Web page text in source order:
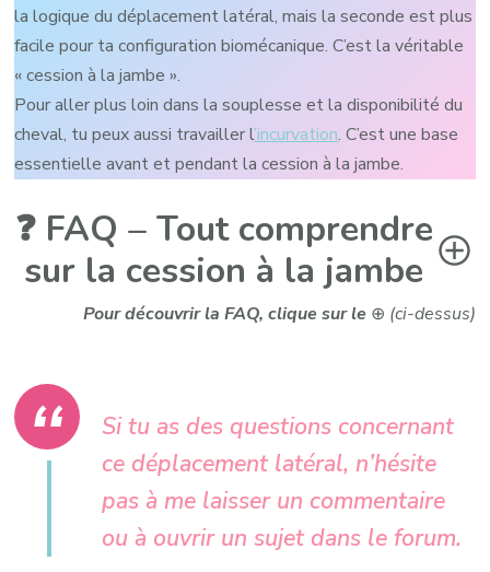
la logique du déplacement latéral, mais la seconde est plus
facile pour ta configuration biomécanique. C’est la véritable
« cession à la jambe ».
Pour aller plus loin dans la souplesse et la disponibilité du
cheval, tu peux aussi travailler l’incurvation. C’est une base
essentielle avant et pendant la cession à la jambe.
❓ FAQ – Tout comprendre
sur la cession à la jambe
Pour t’aider à mieux comprendre la cession à la jambe et à
résoudre les difficultés les plus courantes, voici une FAQ
regroupant les questions que les cavaliers se posent le
plus souvent.
Pour découvrir la FAQ, clique sur le ⊕ (ci-dessus)
Si tu as des questions concernant
ce déplacement latéral, n’hésite
pas à me laisser un commentaire
ou à ouvrir un sujet dans le forum.